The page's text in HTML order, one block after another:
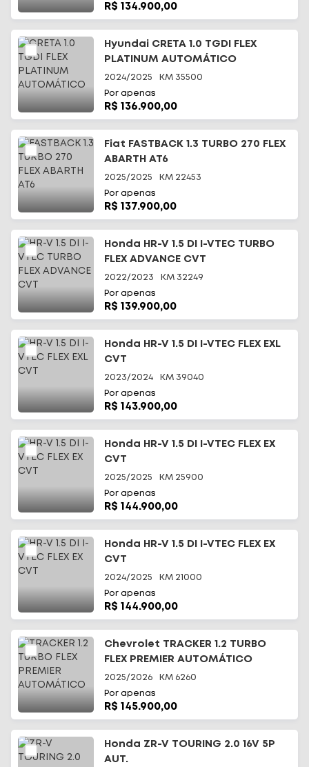
R$ 134.900,00
Hyundai CRETA 1.0 TGDI FLEX
PLATINUM AUTOMÁTICO
2024/2025 KM 35500
Por apenas
R$ 136.900,00
Fiat FASTBACK 1.3 TURBO 270 FLEX
ABARTH AT6
2025/2025 KM 22453
Por apenas
R$ 137.900,00
Honda HR-V 1.5 DI I-VTEC TURBO
FLEX ADVANCE CVT
2022/2023 KM 32249
Por apenas
R$ 139.900,00
Honda HR-V 1.5 DI I-VTEC FLEX EXL
CVT
2023/2024 KM 39040
Por apenas
R$ 143.900,00
Honda HR-V 1.5 DI I-VTEC FLEX EX
CVT
2025/2025 KM 25900
Por apenas
R$ 144.900,00
Honda HR-V 1.5 DI I-VTEC FLEX EX
CVT
2024/2025 KM 21000
Por apenas
R$ 144.900,00
Chevrolet TRACKER 1.2 TURBO
FLEX PREMIER AUTOMÁTICO
2025/2026 KM 6260
Por apenas
R$ 145.900,00
Honda ZR-V TOURING 2.0 16V 5P
AUT.